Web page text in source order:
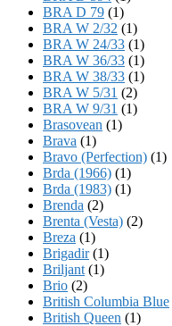
BRA D 79 (1)
BRA W 2/32 (1)
BRA W 24/33 (1)
BRA W 36/33 (1)
BRA W 38/33 (1)
BRA W 5/31 (2)
BRA W 9/31 (1)
Brasovean (1)
Brava (1)
Bravo (Perfection) (1)
Brda (1966) (1)
Brda (1983) (1)
Brenda (2)
Brenta (Vesta) (2)
Breza (1)
Brigadir(1)
Briljant (1)
Brio (2)
British Columbia Blue
British Queen (1)